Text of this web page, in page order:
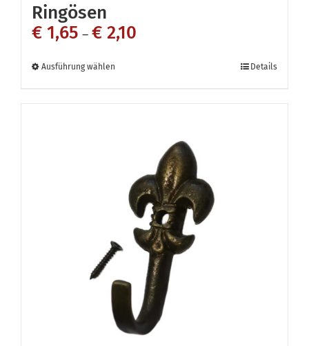
Ringösen
€ 1,65 – € 2,10
Ausführung wählen
Varianten
Die
Optionen
können
der
Produktseite
gewählt
Details